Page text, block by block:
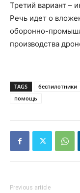
Третий вариант –
Речь идет о
оборонно-
производства
TAGS беспилотники
помощь
Previous article